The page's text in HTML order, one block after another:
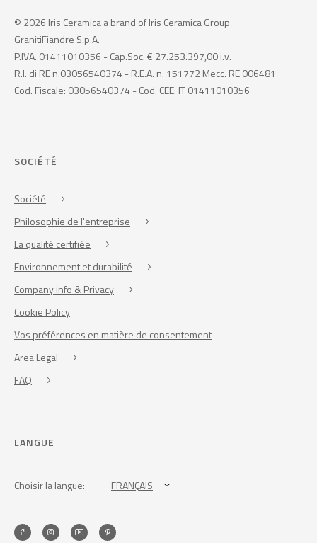
© 2026 Iris Ceramica a brand of Iris Ceramica Group
GranitiFiandre S.p.A.
P.IVA. 01411010356 - Cap.Soc. € 27.253.397,00 i.v.
R.I. di RE n.03056540374 - R.E.A. n. 151772 Mecc. RE 006481
Cod. Fiscale: 03056540374 - Cod. CEE: IT 01411010356
SOCIÉTÉ
Société
Philosophie de l'entreprise
La qualité certifiée
Environnement et durabilité
Company info & Privacy
Cookie Policy
Vos préférences en matière de consentement
Area Legal
FAQ
LANGUE
Choisir la langue: FRANÇAIS